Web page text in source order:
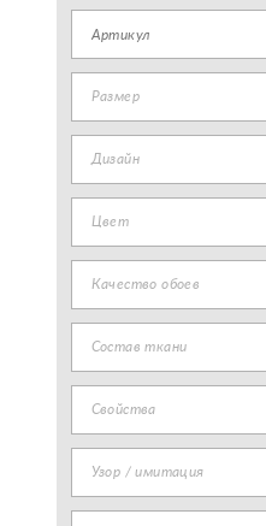
Размер
Дизайн
Цвет
Качество обоев
Состав ткани
Свойства
Узор / имитация